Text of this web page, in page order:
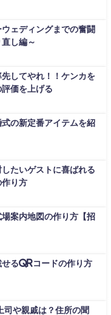
ェディングまでの奮闘
し編～
してやれ！！ケンカを
価を上げる
の新定番アイテムを紹
たいゲストに喜ばれる
作り方
案内地図の作り方【招
るQRコードの作り方
や親戚は？住所の聞